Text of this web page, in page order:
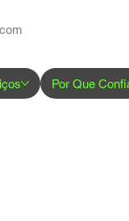
Por Que